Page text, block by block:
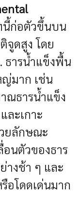
นี้ก่อตัวขึ้นบน
จูดสูง โดย
ธารน้ำแข็งพื้น
มาก เช่น
ณธารน้ำแข็ง
ละเกาะ
ยลักษณะ
นตัวของธาร
างช้า ๆ และ
อโดดเด่นมาก